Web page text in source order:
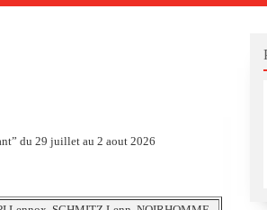
du 29 juillet au 2 aout 2026